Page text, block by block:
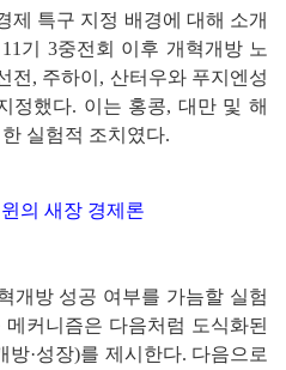
제 특구 지정 배경에 대해 소개
기 3중전회 이후 개혁개방 노
전, 주하이, 산터우와 푸지엔성
정했다. 이는 홍콩, 대만 및 해
실험적 조치였다.
의 새장 경제론
개방 성공 여부를 가늠할 실험
커니즘은 다음처럼 도식화된
·성장)를 제시한다. 다음으로